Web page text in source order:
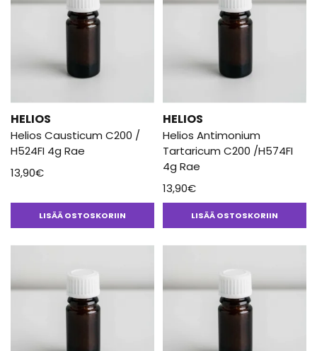
HELIOS
Helios Causticum C200 /
H524FI 4g Rae
13,90€
LISÄÄ OSTOSKORIIN
HELIOS
Helios Antimonium
Tartaricum C200 /H574FI
4g Rae
13,90€
LISÄÄ OSTOSKORIIN